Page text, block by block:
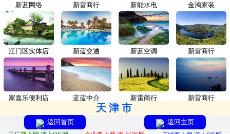
新蓝网络 新雷商行
江门区实体店 新蓝交通
家嘉乐便利店 蓝蓝中介
新能水电 金鸿家装
新蓝空调 新雷商行
新雷商行 新雷商行
天津市
返回首页 返回主页